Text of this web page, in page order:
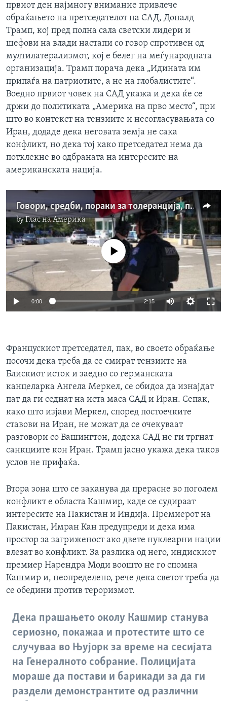
првиот ден најмногу внимание привлече
обраќањето на претседателот на САД, Доналд
Трамп, кој пред полна сала светски лидери и
шефови на влади настапи со говор спротивен од
мултилатерализмот, кој е белег на меѓународната
организација. Трамп порача дека „Идината им
припаѓа на патриотите, а не на глобалистите“.
Воедно првиот човек на САД укажа и дека ќе се
држи до политиката „Америка на прво место“, при
што во контекст на тензиите и несогласувањата со
Иран, додаде дека неговата земја не сака
конфликт, но дека тој како претседател нема да
потклекне во одбраната на интересите на
американската нација.
Говори, средби, пораки за толеранција, протести, полиција - како е во Њујорк за време на сесијата на Генералното собрание на ОН
byГлас на Америка
No media source currently available
0:00 2:15
Францускиот претседател, пак, во своето обраќање
посочи дека треба да се смират тензиите на
Блискиот исток и заедно со германската
канцеларка Ангела Меркел, се обидоа да изнајдат
пат да ги седнат на иста маса САД и Иран. Сепак,
како што изјави Меркел, според постоечките
ставови на Иран, не можат да се очекуваат
разговори со Вашингтон, додека САД не ги тргнат
санкциите кон Иран. Трамп јасно укажа дека таков
услов не прифаќа.
Втора зона што се заканува да прерасне во поголем
конфликт е областа Кашмир, каде се судираат
интересите на Пакистан и Индија. Премиерот на
Пакистан, Имран Кан предупреди и дека има
простор за загриженост ако двете нуклеарни нации
влезат во конфликт. За разлика од него, индискиот
премиер Нарендра Моди воошто не го спомна
Кашмир и, неопределено, рече дека светот треба да
се обедини против тероризмот.
Дека прашањето околу Кашмир станува
сериозно, покажаа и протестите што се
случуваа во Њујорк за време на сесијата
на Генералното собрание. Полицијата
мораше да постави и барикади за да ги
раздели демонстрантите од различни